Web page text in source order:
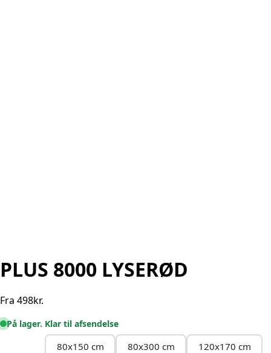
PLUS 8000 LYSERØD
Fra 498kr.
På lager. Klar til afsendelse
80x150 cm 80x300 cm
120x170 cm